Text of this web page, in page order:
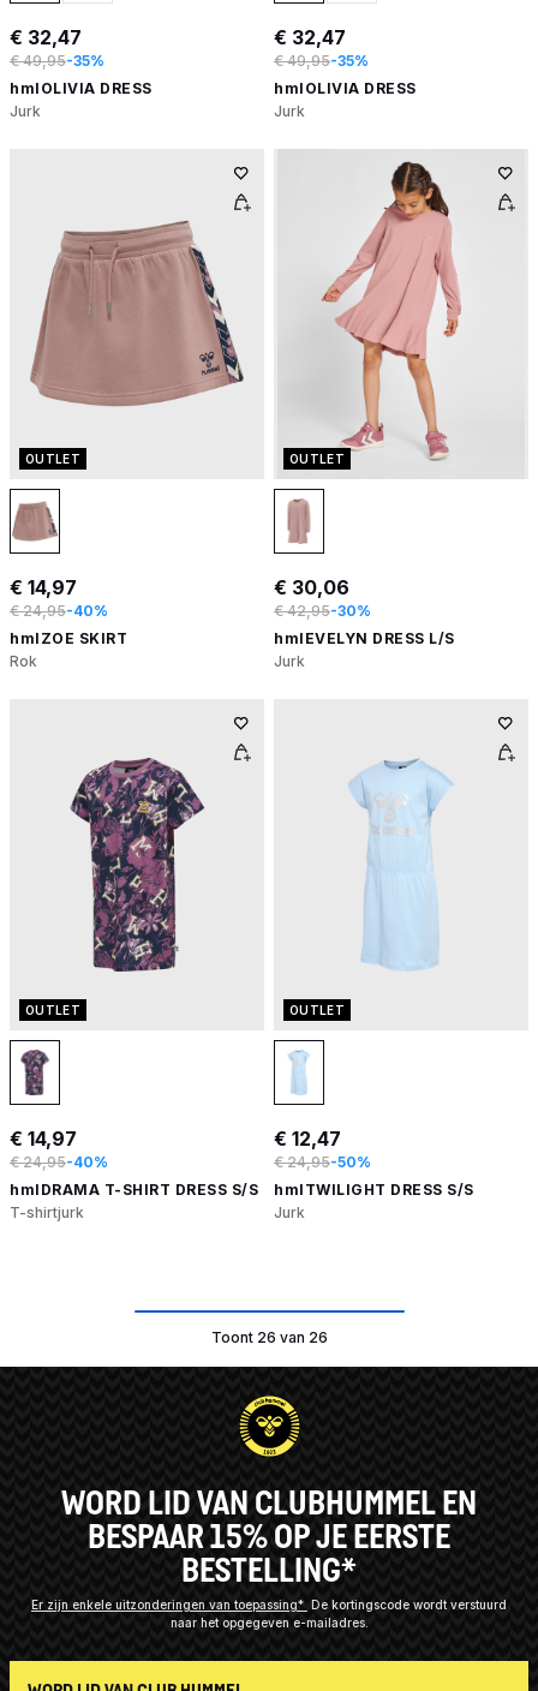
€ 32,47
€ 49,95-35%
hmlOLIVIA DRESS
Jurk
€ 32,47
€ 49,95-35%
hmlOLIVIA DRESS
Jurk
OUTLET
€ 14,97
€ 24,95-40%
hmlZOE SKIRT
Rok
OUTLET
€ 30,06
€ 42,95-30%
hmlEVELYN DRESS L/S
Jurk
OUTLET
€ 14,97
€ 24,95-40%
hmlDRAMA T-SHIRT DRESS S/S
T-shirtjurk
OUTLET
€ 12,47
€ 24,95-50%
hmlTWILIGHT DRESS S/S
Jurk
Toont 26 van 26
WORD LID VAN CLUBHUMMEL EN
BESPAAR 15% OP JE EERSTE
BESTELLING*
Er zijn enkele uitzonderingen van toepassing* De kortingscode wordt verstuurd
naar het opgegeven e-mailadres.